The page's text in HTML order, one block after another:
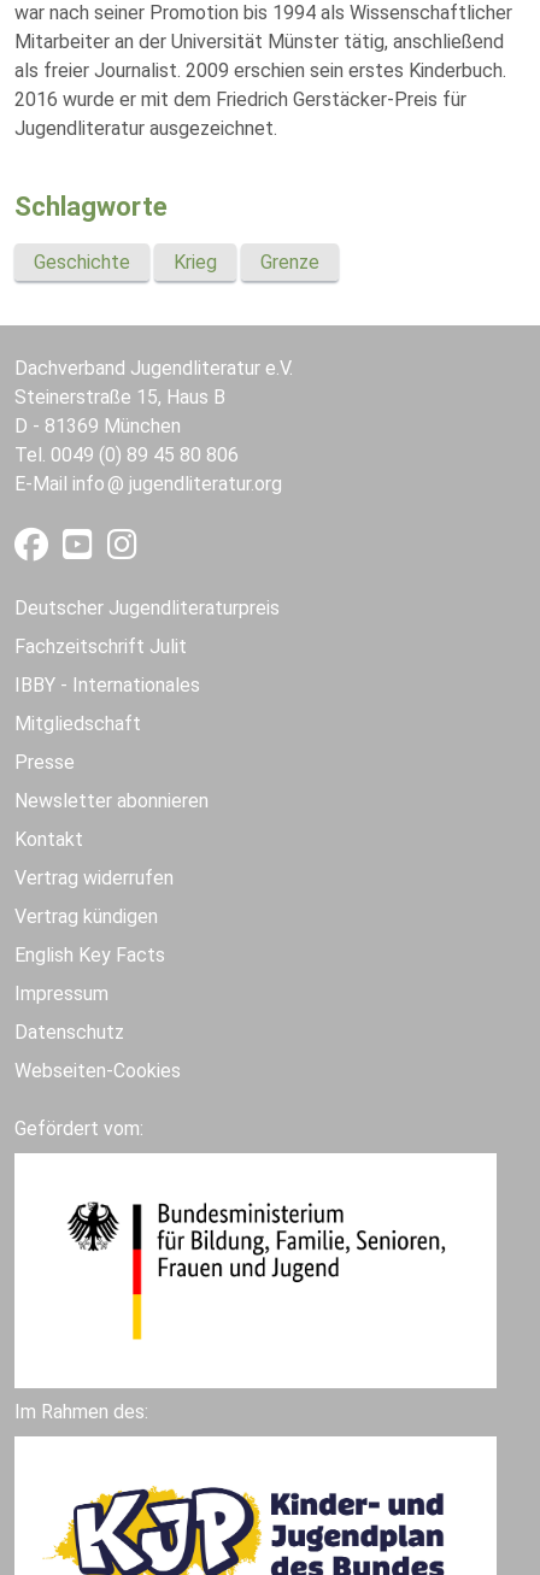
war nach seiner Promotion bis 1994 als Wissenschaftlicher
Mitarbeiter an der Universität Münster tätig, anschließend
als freier Journalist. 2009 erschien sein erstes Kinderbuch.
2016 wurde er mit dem Friedrich Gerstäcker-Preis für
Jugendliteratur ausgezeichnet.
Schlagworte
Geschichte Krieg Grenze
Dachverband Jugendliteratur e.V.
Steinerstraße 15, Haus B
D - 81369 München
Tel. 0049 (0) 89 45 80 806
E-Mail info jugendliteratur.org
Deutscher Jugendliteraturpreis
Fachzeitschrift Julit
IBBY - Internationales
Mitgliedschaft
Presse
Newsletter abonnieren
Kontakt
Vertrag widerrufen
Vertrag kündigen
English Key Facts
Impressum
Datenschutz
Webseiten-Cookies
Gefördert vom:
Im Rahmen des: